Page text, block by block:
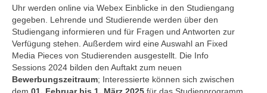
Uhr werden online via Webex Einblicke in den Studiengang
gegeben. Lehrende und Studierende werden über den
Studiengang informieren und für Fragen und Antworten zur
Verfügung stehen. Außerdem wird eine Auswahl an Fixed
Media Pieces von Studierenden ausgestellt. Die Info
Sessions 2024 bilden den Auftakt zum neuen
Bewerbungszeitraum; Interessierte können sich zwischen